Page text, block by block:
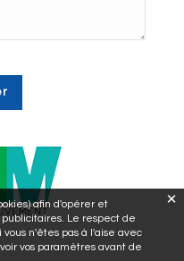
afin d'opérer et
publicitaires. Le respect de
n'êtes pas à l'aise avec
vos paramètres avant de